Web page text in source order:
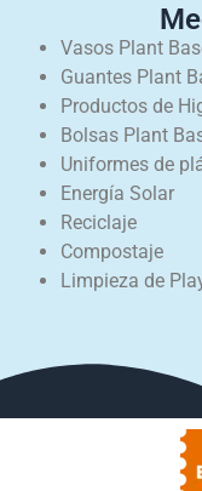
Vasos Plant
Guantes Plant
Productos de
Bolsas Plant
Uniformes de
Energía Solar
Reciclaje
Compostaje
Limpieza de